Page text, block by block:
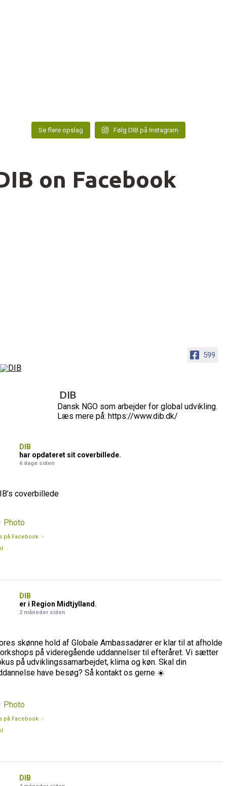
Se flere opslag Følg DIB på Instagram
on Facebook
599
DIB
Dansk NGO som arbejder for global udvikling.
Læs mere på: https://www.dib.dk/
DIB
har opdateret sit coverbillede.
6 dage siden
coverbillede
Photo
på Facebook
·
DIB
er i Region Midtjylland.
2 måneder siden
skønne hold af Globale Ambassadører er klar til at afholde
på videregående uddannelser til efteråret. Vi sætter
på udviklingssamarbejdet, klima og køn. Skal din
have besøg? Så kontakt os gerne ☀️
Photo
på Facebook
·
DIB